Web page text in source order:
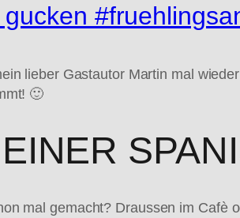
lieber Gastautor Martin mal
🙂
mal gemacht? Draussen im Cafè